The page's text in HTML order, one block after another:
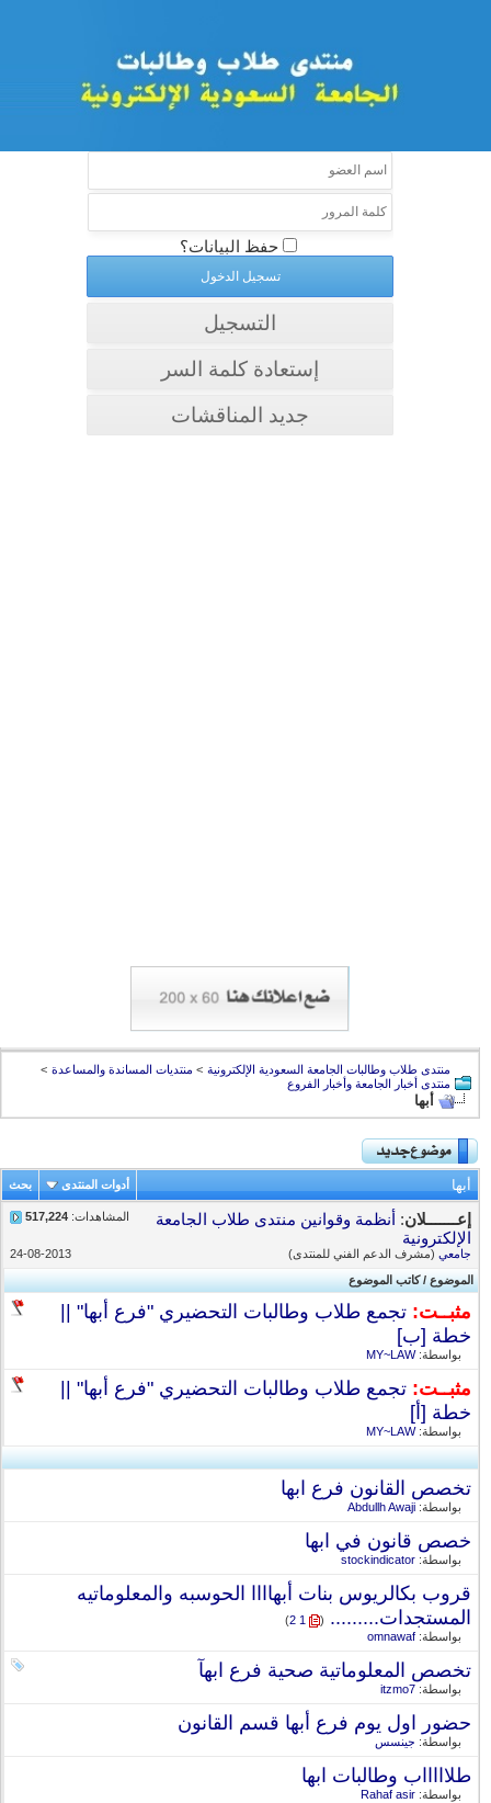
حفظ البيانات؟
التسجيل
إستعادة كلمة السر
جديد المناقشات
منتدى طلاب وطالبات الجامعة السعودية الإلكترونية > منتديات المساندة والمساعدة >
منتدى أخبار الجامعة وأخبار الفروع
أبها
أبها أدوات المنتدى بحث
المشاهدات:517,224 إعـــــــلان:أنظمة وقوانين منتدى طلاب الجامعة
الإلكترونية
24-08-2013 جامعي(مشرف الدعم الفني للمنتدى)
الموضوع/كاتب الموضوع
مثبــت: تجمع طلاب وطالبات التحضيري "فرع أبها" ||
خطة [ب]
بواسطة:MY~LAW
مثبــت: تجمع طلاب وطالبات التحضيري "فرع أبها" ||
خطة [أ]
بواسطة:MY~LAW
تخصص القانون فرع ابها
بواسطة:Abdullh Awaji
خصص قانون في ابها
بواسطة:stockindicator
قروب بكالريوس بنات أبهاااا الحوسبه والمعلوماتيه
المستجدات.........‏
(
1
2
بواسطة:omnawaf
تخصص المعلوماتية صحية فرع ابهآ
بواسطة:itzmo7
حضور اول يوم فرع أبها قسم القانون
بواسطة:جينسس
طلاااااب وطالبات ابها
بواسطة:Rahaf asir